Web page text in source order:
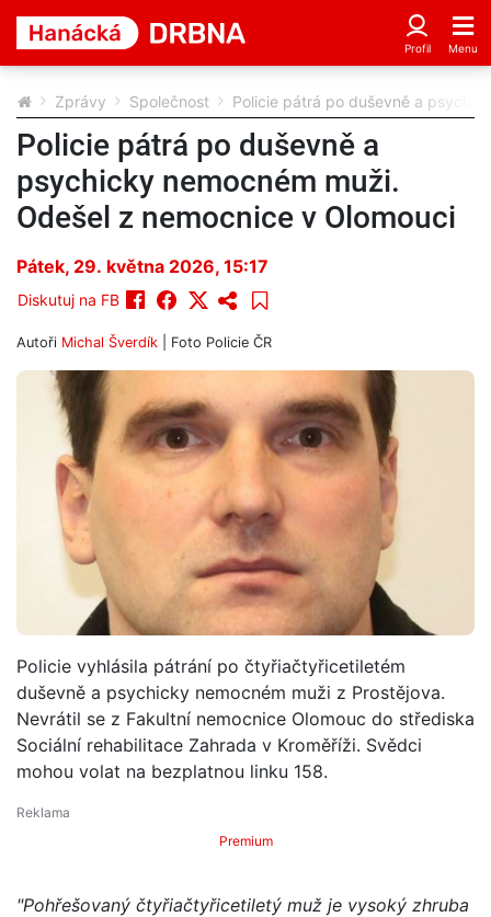
Zprávy Společnost Policie pátrá po duševně a
Policie pátrá po duševně a
psychicky nemocném muži.
Odešel z nemocnice v Olomouci
Pátek, 29. května 2026, 15:17
Diskutuj na FB
Autoři Michal Šverdík | Foto Policie ČR
Policie vyhlásila pátrání po čtyřiačtyřicetiletém
duševně a psychicky nemocném muži z Prostějova.
Nevrátil se z Fakultní nemocnice Olomouc do střediska
Sociální rehabilitace Zahrada v Kroměříži. Svědci
mohou volat na bezplatnou linku 158.
Premium
"Pohřešovaný čtyřiačtyřicetiletý muž je vysoký zhruba